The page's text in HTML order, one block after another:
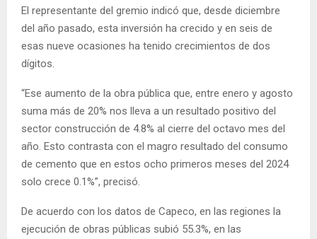
El representante del gremio indicó que, desde diciembre
del año pasado, esta inversión ha crecido y en seis de
esas nueve ocasiones ha tenido crecimientos de dos
dígitos.
“Ese aumento de la obra pública que, entre enero y agosto
suma más de 20% nos lleva a un resultado positivo del
sector construcción de 4.8% al cierre del octavo mes del
año. Esto contrasta con el magro resultado del consumo
de cemento que en estos ocho primeros meses del 2024
solo crece 0.1%”, precisó.
De acuerdo con los datos de Capeco, en las regiones la
ejecución de obras públicas subió 55.3%, en las